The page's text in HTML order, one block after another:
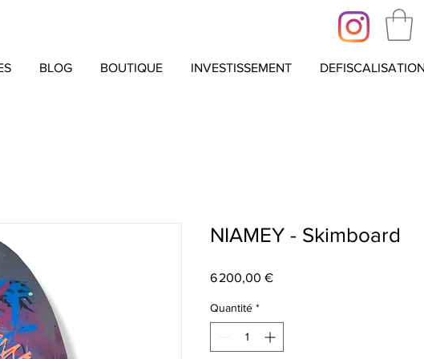
BLOG BOUTIQUE INVESTISSEMENT DEFISCALISATION
NIAMEY - Skimboard
6 200,00 €Prix
Quantité *